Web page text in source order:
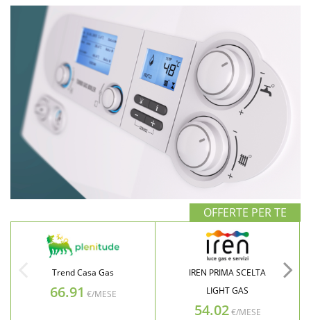
Trend Casa Gas
66.91 €/MESE
IREN PRIMA SCELTA
LIGHT GAS
54.02€/MESE